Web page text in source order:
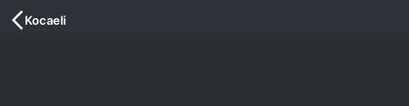
b
aKocaeli